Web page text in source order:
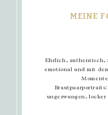
Ehrlich, authentisch,
emotional und mit
ungezwungen,
MEINE